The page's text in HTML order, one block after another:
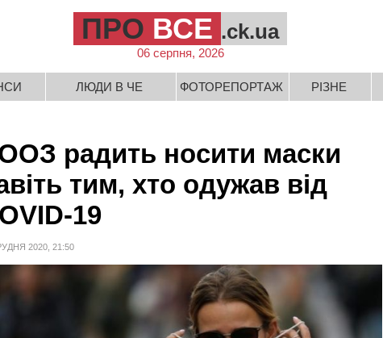
ПРО ВСЕ .ck.ua
06 серпня, 2026
ЛЮДИ В ЧЕ ФОТОРЕПОРТАЖ РІЗНЕ
радить носити маски
тим, хто одужав від
19
2020, 21:50